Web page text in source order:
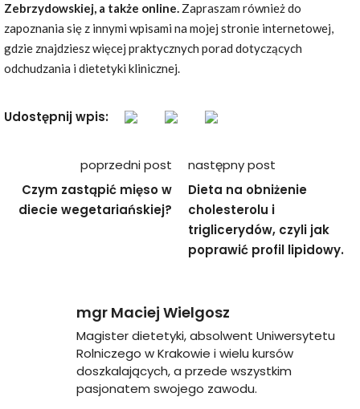
Zebrzydowskiej, a także online. Zapraszam również do
zapoznania się z innymi wpisami na mojej stronie internetowej,
gdzie znajdziesz więcej praktycznych porad dotyczących
odchudzania i dietetyki klinicznej.
Udostępnij wpis:
Nawigacja
wpisu
poprzedni post
Czym zastąpić mięso w
diecie wegetariańskiej?
następny post
Dieta na obniżenie
cholesterolu i
triglicerydów, czyli jak
poprawić profil lipidowy.
mgr Maciej Wielgosz
Magister dietetyki, absolwent Uniwersytetu
Rolniczego w Krakowie i wielu kursów
doszkalających, a przede wszystkim
pasjonatem swojego zawodu.